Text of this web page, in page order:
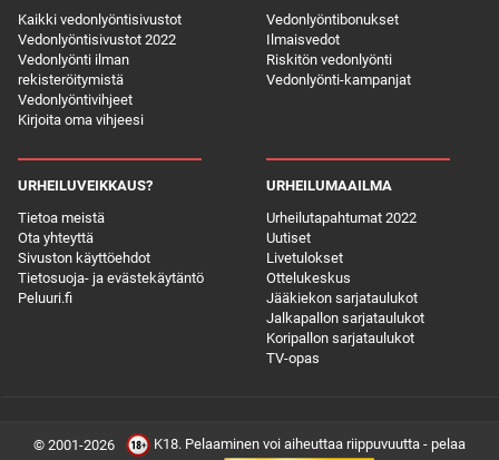
Kaikki vedonlyöntisivustot
Vedonlyöntisivustot 2022
Vedonlyönti ilman
rekisteröitymistä
Vedonlyöntivihjeet
Kirjoita oma vihjeesi
Vedonlyöntibonukset
Ilmaisvedot
Riskitön vedonlyönti
Vedonlyönti-kampanjat
URHEILUVEIKKAUS?
Tietoa meistä
Ota yhteyttä
Sivuston käyttöehdot
Tietosuoja- ja evästekäytäntö
Peluuri.fi
URHEILUMAAILMA
Urheilutapahtumat 2022
Uutiset
Livetulokset
Ottelukeskus
Jääkiekon sarjataulukot
Jalkapallon sarjataulukot
Koripallon sarjataulukot
TV-opas
© 2001-2026 K18. Pelaaminen voi aiheuttaa riippuvuutta - pelaa